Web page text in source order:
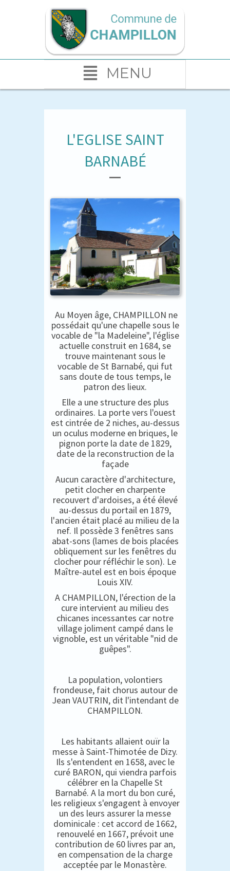
MENU
L'EGLISE SAINT
BARNABÉ
Au Moyen âge, CHAMPILLON ne
possédait qu'une chapelle sous le
vocable de "la Madeleine", l'église
actuelle construit en 1684, se
trouve maintenant sous le
vocable de St Barnabé, qui fut
sans doute de tous temps, le
patron des lieux.
Elle a une structure des plus
ordinaires. La porte vers l'ouest
est cintrée de 2 niches, au-dessus
un oculus moderne en briques, le
pignon porte la date de 1829,
date de la reconstruction de la
façade
Aucun caractère d'architecture,
petit clocher en charpente
recouvert d'ardoises, a été élevé
au-dessus du portail en 1879,
l'ancien était placé au milieu de la
nef. Il possède 3 fenêtres sans
abat-sons (lames de bois placées
obliquement sur les fenêtres du
clocher pour réfléchir le son). Le
Maître-autel est en bois époque
Louis XIV.
A CHAMPILLON, l'érection de la
cure intervient au milieu des
chicanes incessantes car notre
village joliment campé dans le
vignoble, est un véritable "nid de
guêpes".
La population, volontiers
frondeuse, fait chorus autour de
Jean VAUTRIN, dit l'intendant de
CHAMPILLON.
Les habitants allaient ouïr la
messe à Saint-Thimotée de Dizy.
Ils s'entendent en 1658, avec le
curé BARON, qui viendra parfois
célébrer en la Chapelle St
Barnabé. A la mort du bon curé,
les religieux s'engagent à envoyer
un des leurs assurer la messe
dominicale : cet accord de 1662,
renouvelé en 1667, prévoit une
contribution de 60 livres par an,
en compensation de la charge
acceptée par le Monastère.